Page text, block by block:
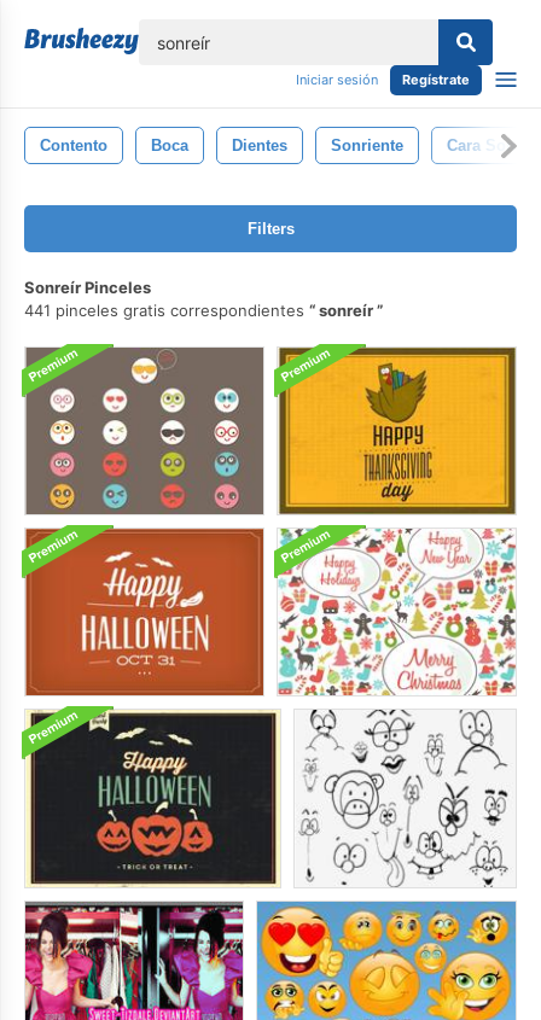
Iniciar sesión Regístrate
Contento Boca Dientes Sonriente Cara
Filters
Sonreír Pinceles
441 pinceles gratis correspondientes
sonreír